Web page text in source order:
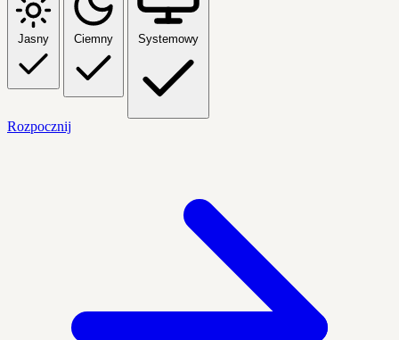
Jasny Ciemny Systemowy
Rozpocznij